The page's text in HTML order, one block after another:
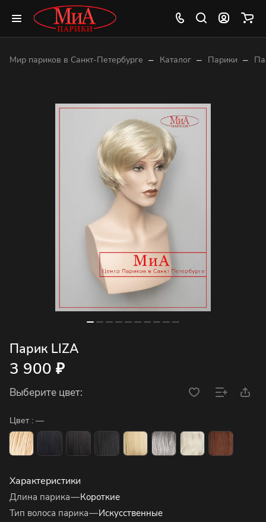
Мир париков в Санкт-Петербурге – Каталог – Парики –
Парик LIZA
3 900 ₽
Выберите цвет:
Цвет : —
Характеристики
Длина парика—Короткие
Тип волоса парика—Искусственные